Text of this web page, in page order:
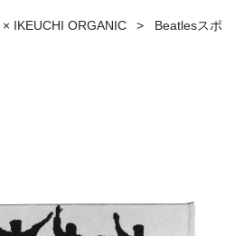
IKEUCHI ORGANIC Beatlesスポー